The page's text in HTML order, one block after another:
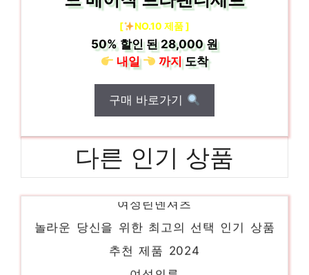
[ NO.10 제품 ]
50%할인 된28,000 원
내일
까지도착
구매 바로가기
다른 인기 상품
여성린넨셔츠